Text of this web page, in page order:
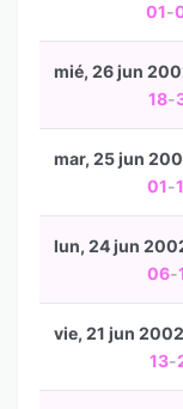
01-
18-
mié, 26 jun
01-
mar, 25 jun
06-
lun, 24 jun
13-
vie, 21 jun 2002